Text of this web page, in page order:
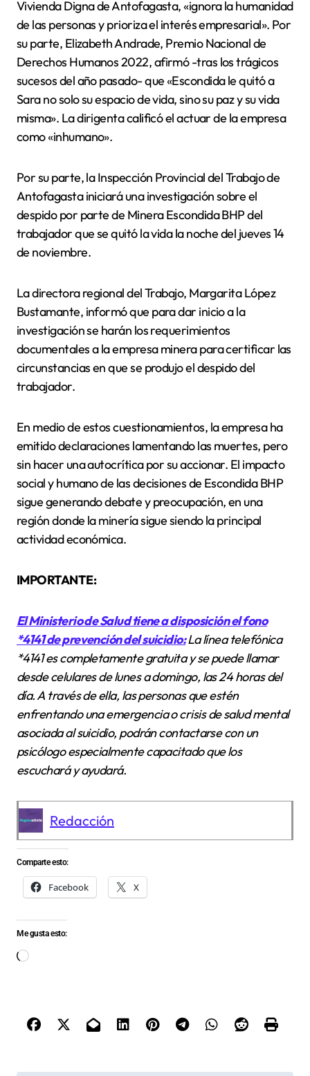
Vivienda Digna de Antofagasta, «ignora la humanidad
de las personas y prioriza el interés empresarial». Por
su parte, Elizabeth Andrade, Premio Nacional de
Derechos Humanos 2022, afirmó -tras los trágicos
sucesos del año pasado- que «Escondida le quitó a
Sara no solo su espacio de vida, sino su paz y su vida
misma». La dirigenta calificó el actuar de la empresa
como «inhumano».
Por su parte, la Inspección Provincial del Trabajo de
Antofagasta iniciará una investigación sobre el
despido por parte de Minera Escondida BHP del
trabajador que se quitó la vida la noche del jueves 14
de noviembre.
La directora regional del Trabajo, Margarita López
Bustamante, informó que para dar inicio a la
investigación se harán los requerimientos
documentales a la empresa minera para certificar las
circunstancias en que se produjo el despido del
trabajador.
En medio de estos cuestionamientos, la empresa ha
emitido declaraciones lamentando las muertes, pero
sin hacer una autocrítica por su accionar. El impacto
social y humano de las decisiones de Escondida BHP
sigue generando debate y preocupación, en una
región donde la minería sigue siendo la principal
actividad económica.
IMPORTANTE:
El Ministerio de Salud tiene a disposición el fono
*4141 de prevención del suicidio:La línea telefónica
*4141 es completamente gratuita y se puede llamar
desde celulares de lunes a domingo, las 24 horas del
día. A través de ella, las personas que estén
enfrentando una emergencia o crisis de salud mental
asociada al suicidio, podrán contactarse con un
psicólogo especialmente capacitado que los
escuchará y ayudará.
Redacción
Comparte esto:
Facebook X
Me gusta esto:
Cargando...